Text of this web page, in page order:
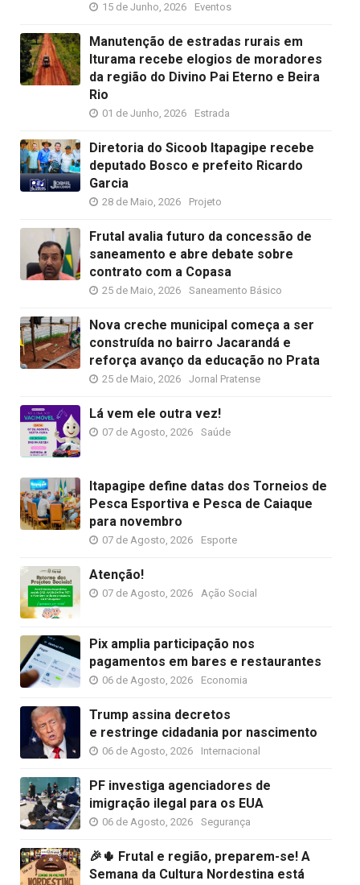
15 de Junho, 2026 Eventos
Manutenção de estradas rurais em
Iturama recebe elogios de moradores
da região do Divino Pai Eterno e Beira
Rio
01 de Junho, 2026 Estrada
Diretoria do Sicoob Itapagipe recebe
deputado Bosco e prefeito Ricardo
Garcia
28 de Maio, 2026 Projeto
Frutal avalia futuro da concessão de
saneamento e abre debate sobre
contrato com a Copasa
25 de Maio, 2026 Saneamento Básico
Nova creche municipal começa a ser
construída no bairro Jacarandá e
reforça avanço da educação no Prata
25 de Maio, 2026 Jornal Pratense
Lá vem ele outra vez!
07 de Agosto, 2026 Saúde
Itapagipe define datas dos Torneios de
Pesca Esportiva e Pesca de Caiaque
para novembro
07 de Agosto, 2026 Esporte
Atenção!
07 de Agosto, 2026 Ação Social
Pix amplia participação nos
pagamentos em bares e restaurantes
06 de Agosto, 2026 Economia
Trump assina decretos
e restringe cidadania por nascimento
06 de Agosto, 2026 Internacional
PF investiga agenciadores de
imigração ilegal para os EUA
06 de Agosto, 2026 Segurança
🎉🌵 Frutal e região, preparem-se! A
Semana da Cultura Nordestina está